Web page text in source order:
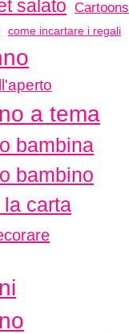
salato Cartoons
come incartare i regali
a tema
bambina
bambino
la carta